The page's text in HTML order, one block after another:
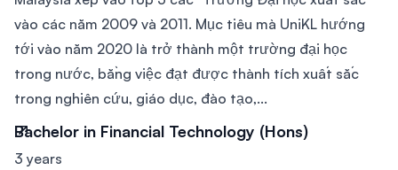
vào các năm 2009 và 2011. Mục tiêu mà UniKL hướng
tới vào năm 2020 là trở thành một trường đại học
trong nước, bằng việc đạt được thành tích xuất sắc
trong nghiên cứu, giáo dục, đào tạo,...
Bachelor in Financial Technology (Hons)
3 years